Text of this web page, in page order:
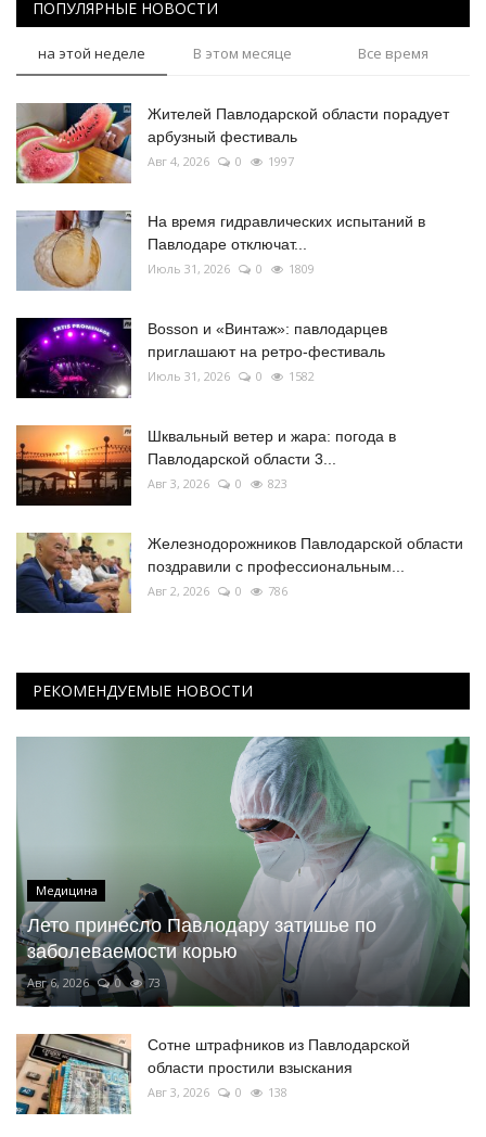
ПОПУЛЯРНЫЕ НОВОСТИ
на этой неделе В этом месяце Все время
Жителей Павлодарской области порадует
арбузный фестиваль
Авг 4, 2026 0 1997
На время гидравлических испытаний в
Павлодаре отключат...
Июль 31, 2026 0 1809
Bosson и «Винтаж»: павлодарцев
приглашают на ретро-фестиваль
Июль 31, 2026 0 1582
Шквальный ветер и жара: погода в
Павлодарской области 3...
Авг 3, 2026 0 823
Железнодорожников Павлодарской области
поздравили с профессиональным...
Авг 2, 2026 0 786
РЕКОМЕНДУЕМЫЕ НОВОСТИ
Медицина
Лето принесло Павлодару затишье по
заболеваемости корью
Авг 6, 2026 0 73
Сотне штрафников из Павлодарской
области простили взыскания
Авг 3, 2026 0 138